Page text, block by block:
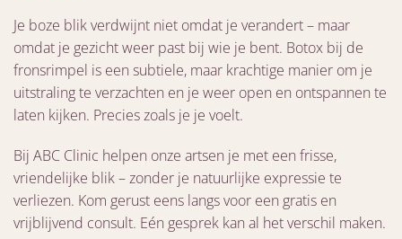
Je boze blik verdwijnt niet omdat je verandert – maar
omdat je gezicht weer past bij wie je bent. Botox bij de
fronsrimpel is een subtiele, maar krachtige manier om je
uitstraling te verzachten en je weer open en ontspannen te
laten kijken. Precies zoals je je voelt.
Bij ABC Clinic helpen onze artsen je met een frisse,
vriendelijke blik – zonder je natuurlijke expressie te
verliezen. Kom gerust eens langs voor een gratis en
vrijblijvend consult. Eén gesprek kan al het verschil maken.